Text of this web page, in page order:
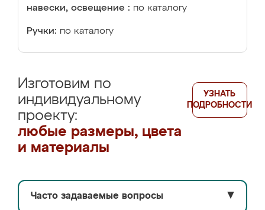
навески, освещение : по каталогу
Ручки: по каталогу
Изготовим по
индивидуальному
проекту:
любые размеры, цвета
и материалы
УЗНАТЬ
ПОДРОБНОСТИ
Часто задаваемые вопросы ▼